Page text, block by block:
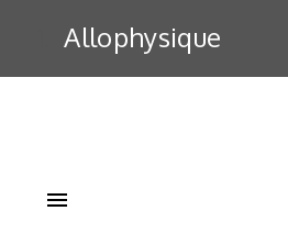
Allophysique